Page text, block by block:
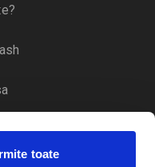
toate